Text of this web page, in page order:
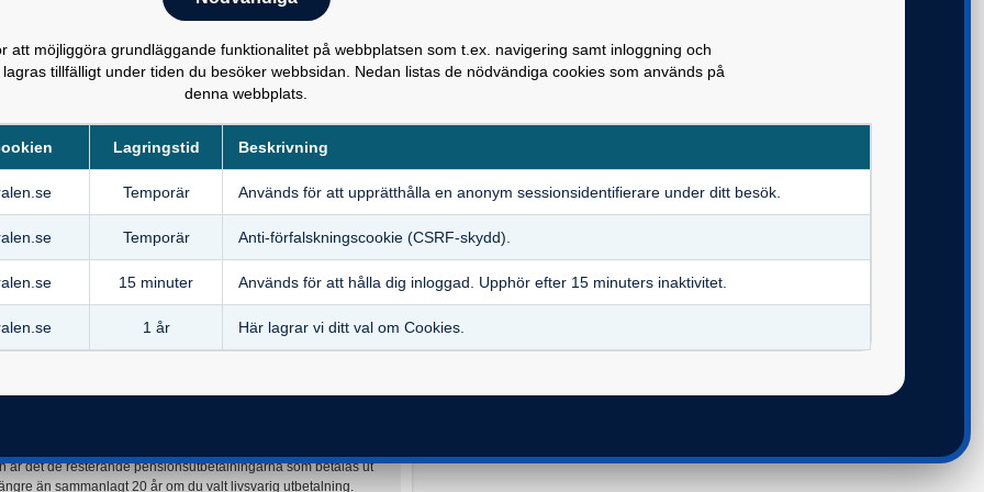
att möjliggöra grundläggande funktionalitet på webbplatsen som t.ex. navigering samt inloggning och
tillfälligt under tiden du besöker webbsidan. Nedan listas de nödvändiga cookies som används på
denna webbplats.
Lagringstid Beskrivning
Temporär Används för att upprätthålla en anonym sessionsidentifierare under ditt besök.
Temporär Anti‑förfalskningscookie (CSRF-skydd).
15 minuter Används för att hålla dig inloggad. Upphör efter 15 minuters inaktivitet.
1 år Här lagrar vi ditt val om Cookies.
Egenpension ska förvaltas. Om du inte gör något val
som du kan välja mellan:
i räntebärande papper, aktier, fastigheter etc och sköter
lägsta värdetillväxt. Det finns också nyare förvaltningsformer
den garanterade värdetillväxten kan vara låg eller noll.
du i allmänhet själv i vilka fonder du vill placera dina
möjlighet att själv välja fonder ur bolagets utbud.
din BTPK Egenpension. Du kan läsa mer om bolagen
är det de resterande pensionsutbetalningarna som betalas ut
än sammanlagt 20 år om du valt livsvarig utbetalning.